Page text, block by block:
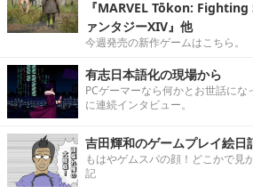
『MARVEL Tōkon:
ァンタジーXIV』他
今週発売の新作ゲームはこちら。
有志日本語化の現場から
PCゲーマーなら何かとお世話に
に連続インタビュー。
吉田輝和のゲームプレイ絵日
もはやゲムスパの顔！どこかで見
記